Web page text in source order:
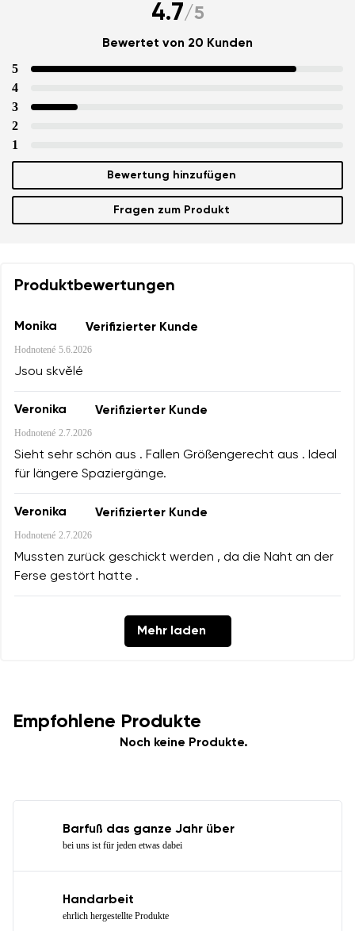
4.7/5
Bewertet von 20 Kunden
5
4
3
2
1
Bewertung hinzufügen
Fragen zum Produkt
Produktbewertungen
Monika Verifizierter Kunde
Hodnotené 5.6.2026
Jsou skvělé
Veronika Verifizierter Kunde
Hodnotené 2.7.2026
Sieht sehr schön aus . Fallen Größengerecht aus . Ideal
für längere Spaziergänge.
Veronika Verifizierter Kunde
Hodnotené 2.7.2026
Mussten zurück geschickt werden , da die Naht an der
Ferse gestört hatte .
Mehr laden
Empfohlene Produkte
Noch keine Produkte.
Barfuß das ganze Jahr über
bei uns ist für jeden etwas dabei
Handarbeit
ehrlich hergestellte Produkte